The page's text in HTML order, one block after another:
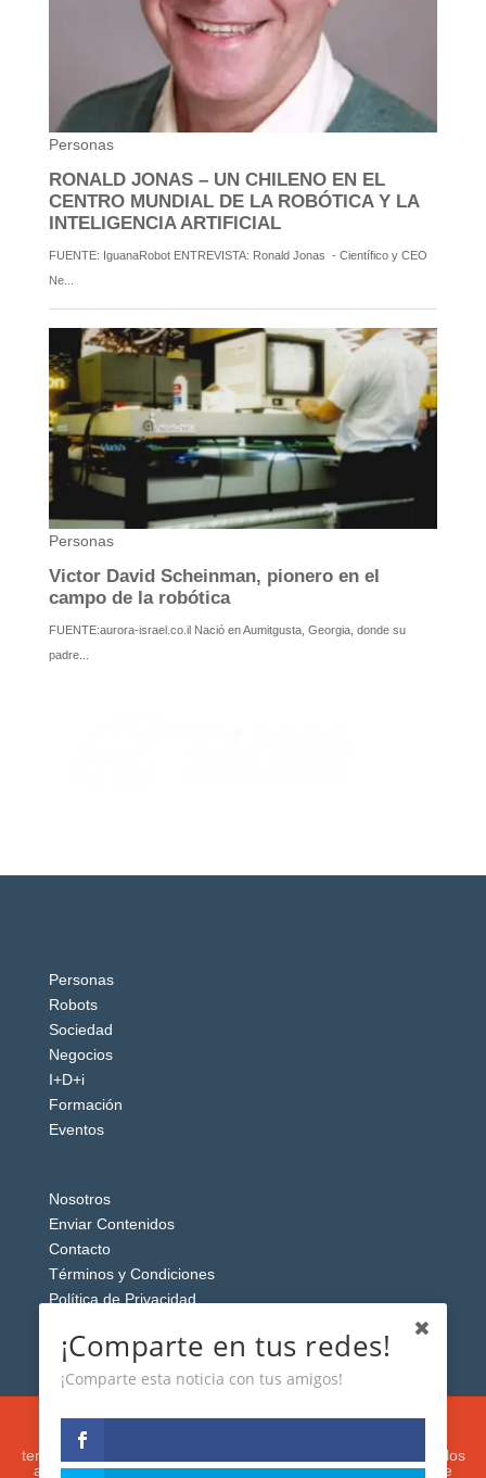
Personas
Robots
Sociedad
Negocios
I+D+i
Formación
Eventos
Nosotros
Enviar Contenidos
Contacto
Términos y Condiciones
Política de Privacidad
Esta web usa cookies analíticas y publicitarias (propias y de
terceros) para analizar el tráfico y personalizar el contenido y los
anuncios que le mostremos de acuerdo con su navegación e
¡Comparte en tus redes!
¡Comparte esta noticia con tus amigos!